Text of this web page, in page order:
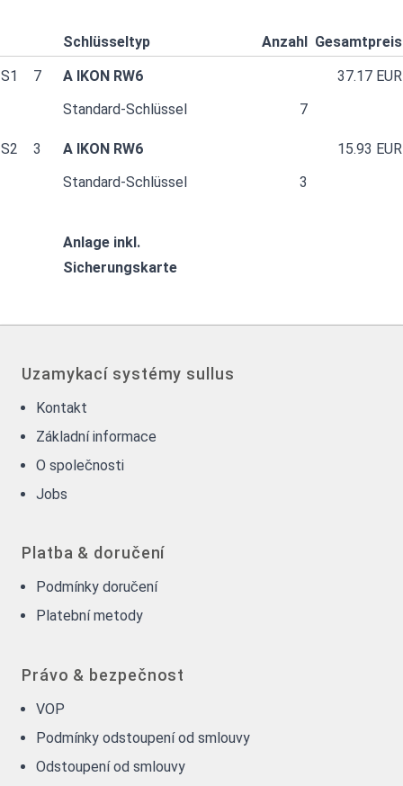
Schlüsseltyp Anzahl Gesamtpreis
S1
7 A IKON RW6
37.17 EUR
Standard-Schlüssel
7
S2 3 A IKON RW6
15.93 EUR
Standard-Schlüssel
3
Anlage inkl.
Sicherungskarte
Uzamykací systémy sullus
Kontakt
Základní informace
O společnosti
Jobs
Platba & doručení
Podmínky doručení
Platební metody
Právo & bezpečnost
VOP
Podmínky odstoupení od smlouvy
Odstoupení od smlouvy